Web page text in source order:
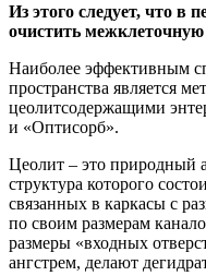
Из этого следует, что в
очистить
Наиболее эффективным
пространства является
цеолитсодержащими
и «Оптисорб».
Цеолит – это природный
структура которого
связанных в каркасы с
по своим размерам
размеры «входных
ангстрем, делают